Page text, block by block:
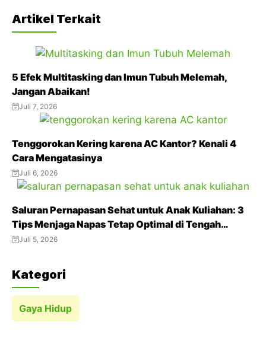
a
c
o
o
w
i
e
r
h
a
t
A
p
p
e
r
m
t
r
s
Artikel Terkait
5 Efek Multitasking dan Imun Tubuh Melemah,
Jangan Abaikan!
Juli 7, 2026
Tenggorokan Kering karena AC Kantor? Kenali 4
Cara Mengatasinya
Juli 6, 2026
Saluran Pernapasan Sehat untuk Anak Kuliahan: 3
Tips Menjaga Napas Tetap Optimal di Tengah
Aktivitas Padat
Juli 5, 2026
Kategori
Gaya Hidup